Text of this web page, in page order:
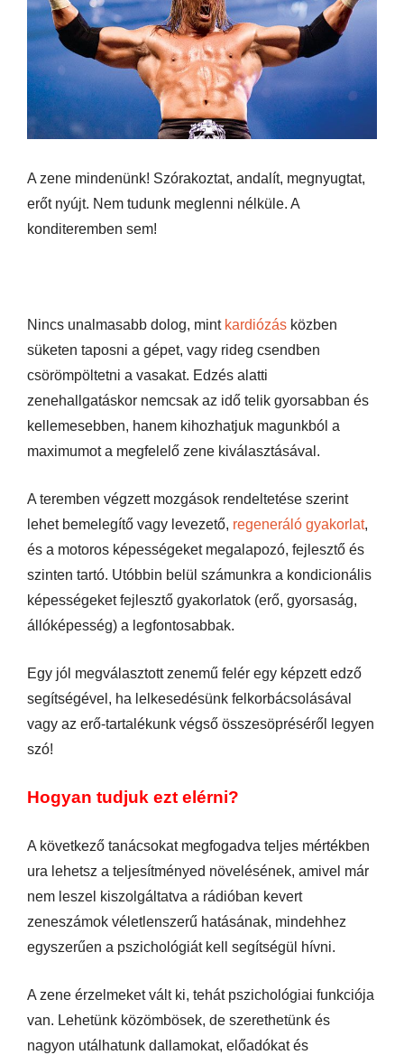
A zene mindenünk! Szórakoztat, andalít, megnyugtat,
erőt nyújt. Nem tudunk meglenni nélküle. A
konditeremben sem!
Nincs unalmasabb dolog, mint kardiózás közben
süketen taposni a gépet, vagy rideg csendben
csörömpöltetni a vasakat. Edzés alatti
zenehallgatáskor nemcsak az idő telik gyorsabban és
kellemesebben, hanem kihozhatjuk magunkból a
maximumot a megfelelő zene kiválasztásával.
A teremben végzett mozgások rendeltetése szerint
lehet bemelegítő vagy levezető, regeneráló gyakorlat,
és a motoros képességeket megalapozó, fejlesztő és
szinten tartó. Utóbbin belül számunkra a kondicionális
képességeket fejlesztő gyakorlatok (erő, gyorsaság,
állóképesség) a legfontosabbak.
Egy jól megválasztott zenemű felér egy képzett edző
segítségével, ha lelkesedésünk felkorbácsolásával
vagy az erő-tartalékunk végső összesöpréséről legyen
szó!
Hogyan tudjuk ezt elérni?
A következő tanácsokat megfogadva teljes mértékben
ura lehetsz a teljesítményed növelésének, amivel már
nem leszel kiszolgáltatva a rádióban kevert
zeneszámok véletlenszerű hatásának, mindehhez
egyszerűen a pszichológiát kell segítségül hívni.
A zene érzelmeket vált ki, tehát pszichológiai funkciója
van. Lehetünk közömbösek, de szerethetünk és
nagyon utálhatunk dallamokat, előadókat és